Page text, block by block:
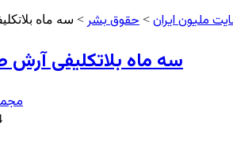
ملیون ایران > حقوق بشر > سه ماه
سه ماه بلاتکلیفی آرش